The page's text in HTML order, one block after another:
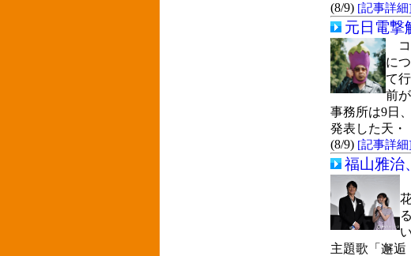
(8/9) [記事詳細]
元日電撃
コ
に
て
前
事務所は9日
発表した天・
(8/9) [記事詳細]
福山雅治
主題歌「邂逅